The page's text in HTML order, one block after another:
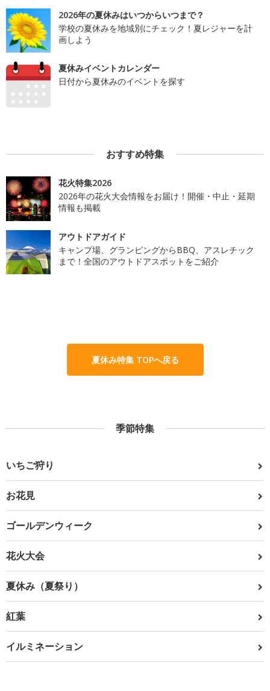
2026年の夏休みはいつからいつまで？
学校の夏休みを地域別にチェック！夏レジャーを計
画しよう
夏休みイベントカレンダー
日付から夏休みのイベントを探す
おすすめ特集
花火特集2026
2026年の花火大会情報をお届け！開催・中止・延期
情報も掲載
アウトドアガイド
キャンプ場、グランピングからBBQ、アスレチック
まで！全国のアウトドアスポットをご紹介
夏休み特集 TOPへ戻る
季節特集
いちご狩り
お花見
ゴールデンウィーク
花火大会
夏休み（夏祭り）
紅葉
イルミネーション